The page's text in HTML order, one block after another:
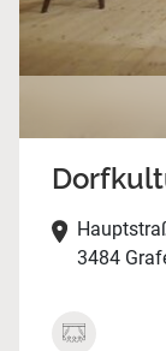
3484